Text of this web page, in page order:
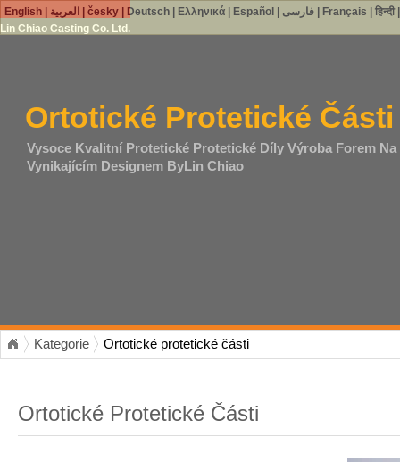
Lin Chiao Casting Co. Ltd.
Ortotické Protetické Části
Vysoce Kvalitní Protetické Protetické Díly Výroba Forem Na
Vynikajícím Designem ByLin Chiao
Kategorie Ortotické protetické části
Ortotické Protetické Části
English| العربية česky| Deutsch| Ελληνικά| Español فارسی| Français हिन्दी